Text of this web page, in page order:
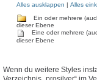
Alles ausklappen | Alles
Ein oder mehrere
dieser Ebene
Eine oder mehrere
dieser Ebene
Wenn du weitere Styles